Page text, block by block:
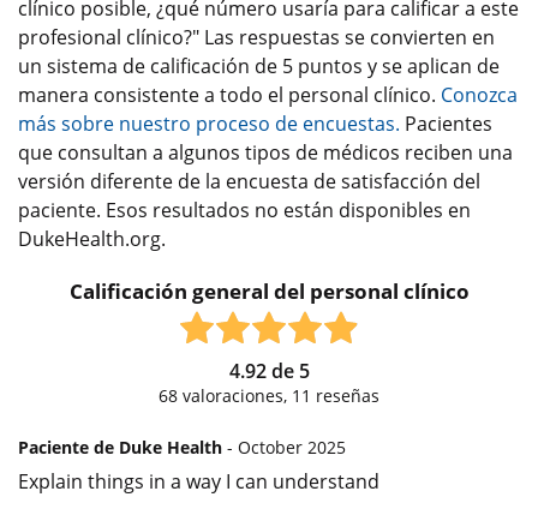
clínico posible, ¿qué número usaría para calificar a este
profesional clínico?" Las respuestas se convierten en
un sistema de calificación de 5 puntos y se aplican de
manera consistente a todo el personal clínico. Conozca
más sobre nuestro proceso de encuestas. Pacientes
que consultan a algunos tipos de médicos reciben una
versión diferente de la encuesta de satisfacción del
paciente. Esos resultados no están disponibles en
DukeHealth.org.
Calificación general del personal clínico
4.92de 5
68 valoraciones, 11 reseñas
Paciente de Duke Health - October 2025
Explain things in a way I can understand